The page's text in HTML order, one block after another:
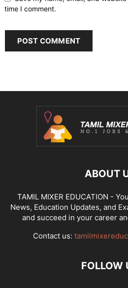
time I comment.
ABOUT
TAMIL MIXER EDUCATION -
News, Education Updates, and
and succeed in your career
Contact us:
FOLLOW